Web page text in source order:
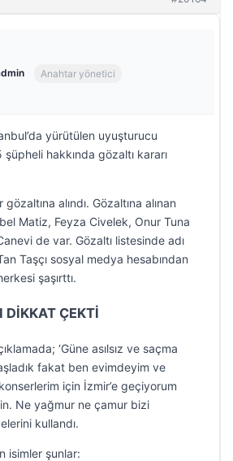
Anahtar yönetici
yürütülen uyuşturucu
şüpheli hakkında gözaltı kararı
alındı. Gözaltına alınan
Matiz, Feyza Civelek, Onur Tuna
de var. Gözaltı listesinde adı
Taşçı sosyal medya hesabından
şaşırttı.
DİKKAT ÇEKTİ
‘Güne asılsız ve saçma
fakat ben evimdeyim ve
için İzmir’e geçiyorum
Ne yağmur ne çamur bizi
kullandı.
isimler şunlar: